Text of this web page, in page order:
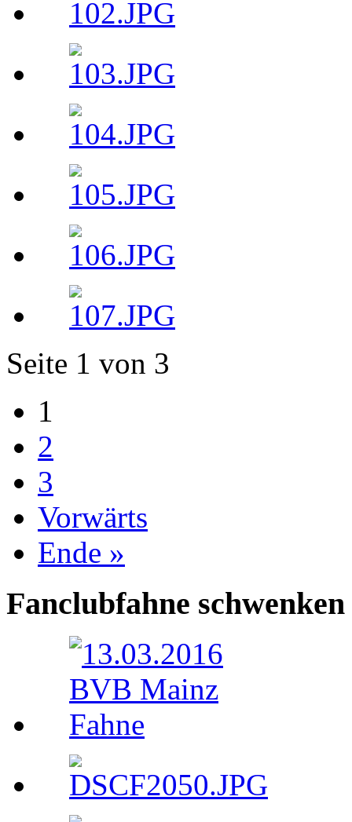
Seite 1 von 3
1
2
3
Vorwärts
Ende »
Fanclubfahne